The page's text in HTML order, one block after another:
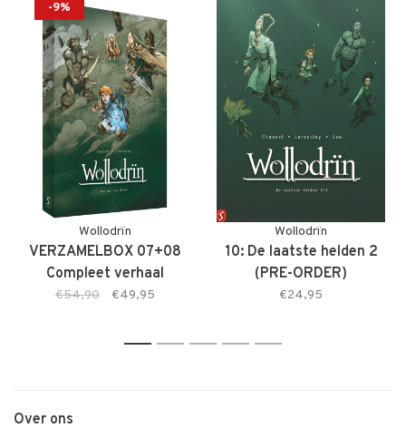
-9%
Wollodrïn
VERZAMELBOX 07+08
Compleet verhaal
€54,90 €49,95
Wollodrïn
10: De laatste helden 2
(PRE-ORDER)
€24,95
1 2 3 4 5
Over ons